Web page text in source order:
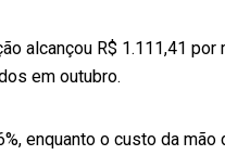
alcançou R$ 1.111,41
em outubro.
enquanto o custo da mão